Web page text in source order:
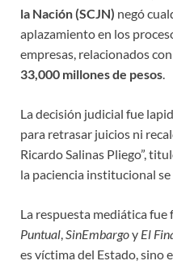
la Nación (SCJN) negó
aplazamiento en los
empresas, relacionados
33,000 millones de pesos.
La decisión judicial fue
para retrasar juicios ni
Ricardo Salinas Pliego”,
la paciencia institucional
La respuesta mediática fue
Puntual,SinEmbargoy El
es víctima del Estado, sino